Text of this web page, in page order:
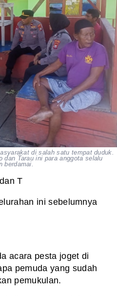
di salah satu tempat duduk.
dan Tarau ini para anggota selalu
berdamai.
T
ini sebelumnya
acara pesta joget di
pemuda yang sudah
pemukulan.